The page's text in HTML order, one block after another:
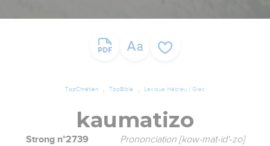
TopChrétien TopBible Lexique Hébreu / Grec
kaumatizo
Strong n°2739 Prononciation [kow-mat-id'-zo]